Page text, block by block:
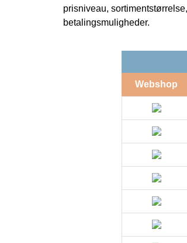
prisniveau,
betalingsmuligheder.
Webshop